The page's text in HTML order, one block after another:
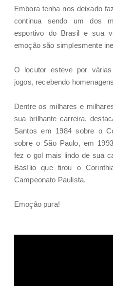
Embora tenha nos deixado
continua sendo um dos
esportivo do Brasil e sua
emoção são simplesmente
O locutor esteve por
jogos, recebendo
Dentre os milhares e
sua brilhante carreira,
Santos em 1984 sobre o
sobre o São Paulo, em
fez o gol mais lindo de sua
Basílio que tirou o
Campeonato Paulista.
Emoção pura!